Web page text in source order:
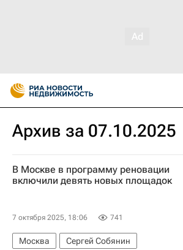
Архив за 07.10.2025
В Москве в программу реновации
включили девять новых площадок
7 октября 2025, 18:06 741
Москва
Сергей Собянин